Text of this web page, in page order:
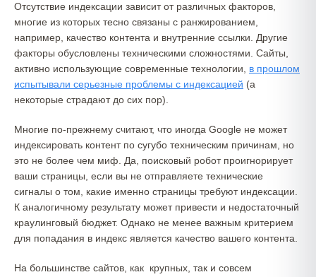
Отсутствие индексации зависит от различных факторов,
многие из которых тесно связаны с ранжированием,
например, качество контента и внутренние ссылки. Другие
факторы обусловлены техническими сложностями. Сайты,
активно использующие современные технологии, в прошлом
испытывали серьезные проблемы с индексацией (а
некоторые страдают до сих пор).
Многие по-прежнему считают, что иногда Google не может
индексировать контент по сугубо техническим причинам, но
это не более чем миф. Да, поисковый робот проигнорирует
ваши страницы, если вы не отправляете технические
сигналы о том, какие именно страницы требуют индексации.
К аналогичному результату может привести и недостаточный
краулинговый бюджет. Однако не менее важным критерием
для попадания в индекс является качество вашего контента.
На большинстве сайтов, как крупных, так и совсем